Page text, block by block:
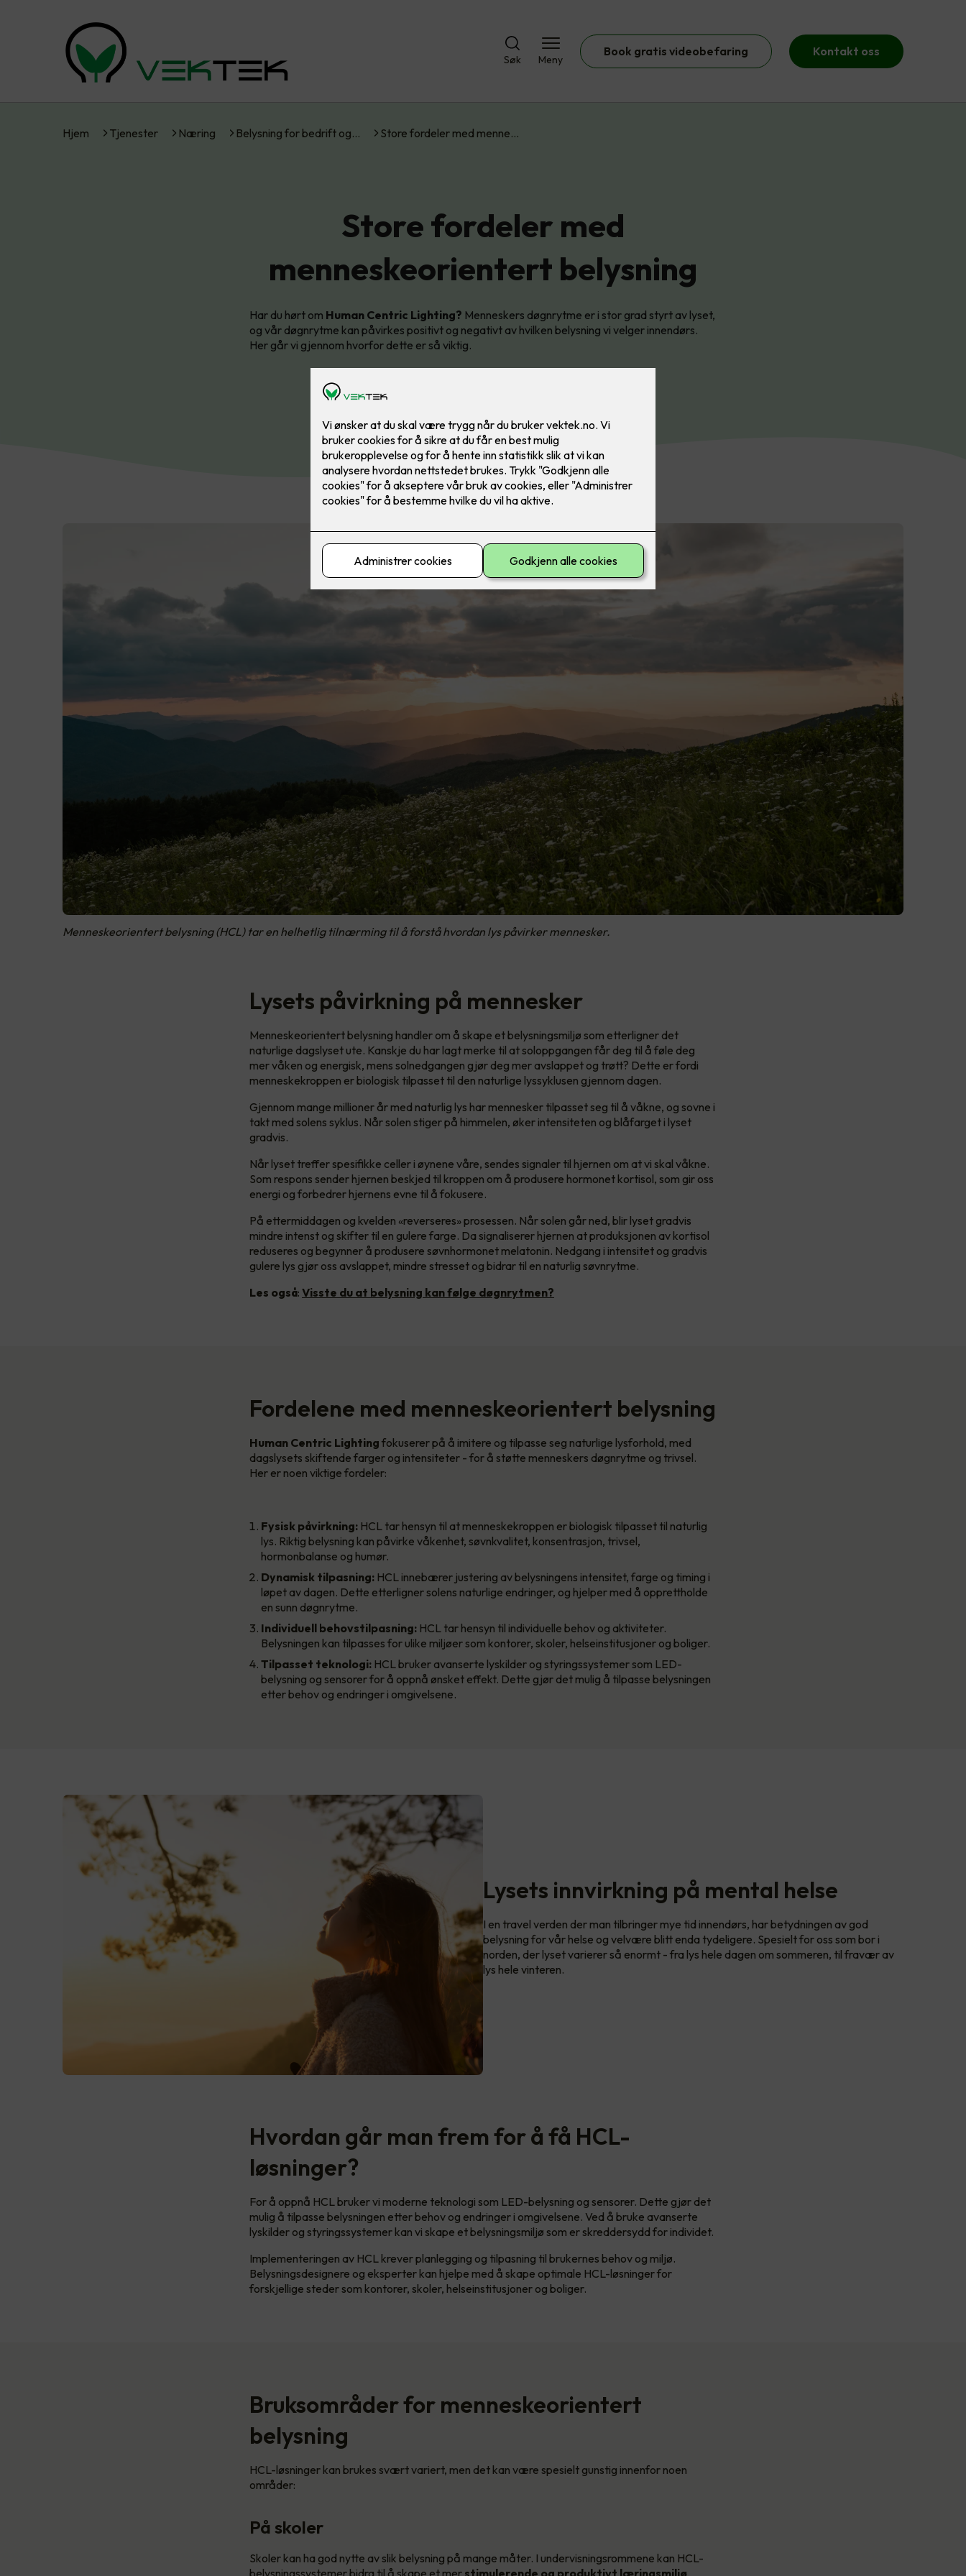
Søk Meny
Book gratis videobefaring Kontakt oss
Hjem Tjenester Næring Belysning for bedrift og… Store fordeler med menne…
Store fordeler med
menneskeorientert belysning
Har du hørt om Human Centric Lighting? Menneskers døgnrytme er i stor grad styrt av lyset,
og vår døgnrytme kan påvirkes positivt og negativt av hvilken belysning vi velger innendørs.
Her går vi gjennom hvorfor dette er så viktig.
Menneskeorientert belysning (HCL) tar en helhetlig tilnærming til å forstå hvordan lys påvirker mennesker.
Lysets påvirkning på mennesker
Menneskeorientert belysning handler om å skape et belysningsmiljø som etterligner det
naturlige dagslyset ute. Kanskje du har lagt merke til at soloppgangen får deg til å føle deg
mer våken og energisk, mens solnedgangen gjør deg mer avslappet og trøtt? Dette er fordi
menneskekroppen er biologisk tilpasset til den naturlige lyssyklusen gjennom dagen.
Gjennom mange millioner år med naturlig lys har mennesker tilpasset seg til å våkne, og sovne i
takt med solens syklus. Når solen stiger på himmelen, øker intensiteten og blåfarget i lyset
gradvis.
Når lyset treffer spesifikke celler i øynene våre, sendes signaler til hjernen om at vi skal våkne.
Som respons sender hjernen beskjed til kroppen om å produsere hormonet kortisol, som gir oss
energi og forbedrer hjernens evne til å fokusere.
På ettermiddagen og kvelden «reverseres» prosessen. Når solen går ned, blir lyset gradvis
mindre intenst og skifter til en gulere farge. Da signaliserer hjernen at produksjonen av kortisol
reduseres og begynner å produsere søvnhormonet melatonin. Nedgang i intensitet og gradvis
gulere lys gjør oss avslappet, mindre stresset og bidrar til en naturlig søvnrytme.
Les også: Visste du at belysning kan følge døgnrytmen?
Fordelene med menneskeorientert belysning
Human Centric Lighting fokuserer på å imitere og tilpasse seg naturlige lysforhold, med
dagslysets skiftende farger og intensiteter - for å støtte menneskers døgnrytme og trivsel.
Her er noen viktige fordeler:
Fysisk påvirkning: HCL tar hensyn til at menneskekroppen er biologisk tilpasset til naturlig
lys. Riktig belysning kan påvirke våkenhet, søvnkvalitet, konsentrasjon, trivsel,
hormonbalanse og humør.
Dynamisk tilpasning: HCL innebærer justering av belysningens intensitet, farge og timing i
løpet av dagen. Dette etterligner solens naturlige endringer, og hjelper med å opprettholde
en sunn døgnrytme.
Individuell behovstilpasning: HCL tar hensyn til individuelle behov og aktiviteter.
Belysningen kan tilpasses for ulike miljøer som kontorer, skoler, helseinstitusjoner og boliger.
Tilpasset teknologi: HCL bruker avanserte lyskilder og styringssystemer som LED-
belysning og sensorer for å oppnå ønsket effekt. Dette gjør det mulig å tilpasse belysningen
etter behov og endringer i omgivelsene.
Lysets innvirkning på mental helse
I en travel verden der man tilbringer mye tid innendørs, har betydningen av god
belysning for vår helse og velvære blitt enda tydeligere. Spesielt for oss som bor i
norden, der lyset varierer så enormt - fra lys hele dagen om sommeren, til fravær av
lys hele vinteren.
Hvordan går man frem for å få HCL-
løsninger?
For å oppnå HCL bruker vi moderne teknologi som LED-belysning og sensorer. Dette gjør det
mulig å tilpasse belysningen etter behov og endringer i omgivelsene. Ved å bruke avanserte
lyskilder og styringssystemer kan vi skape et belysningsmiljø som er skreddersydd for individet.
Implementeringen av HCL krever planlegging og tilpasning til brukernes behov og miljø.
Belysningsdesignere og eksperter kan hjelpe med å skape optimale HCL-løsninger for
forskjellige steder som kontorer, skoler, helseinstitusjoner og boliger.
Bruksområder for menneskeorientert
belysning
HCL-løsninger kan brukes svært variert, men det kan være spesielt gunstig innenfor noen
områder:
På skoler
Skoler kan ha god nytte av slik belysning på mange måter. I undervisningsrommene kan HCL-
belysningssystemer bidra til å skape et mer stimulerende og produktivt læringsmiljø